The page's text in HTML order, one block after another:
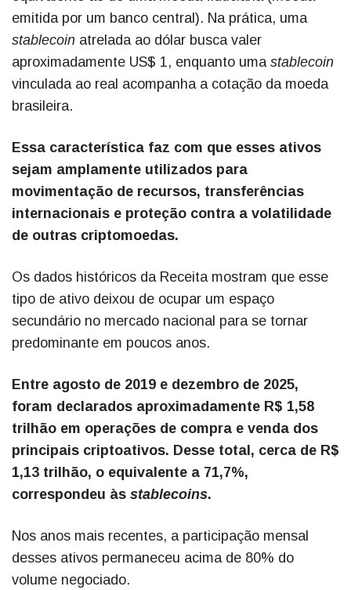
emitida por um banco central). Na prática, uma
stablecoin atrelada ao dólar busca valer
aproximadamente US$ 1, enquanto uma stablecoin
vinculada ao real acompanha a cotação da moeda
brasileira.
Essa característica faz com que esses ativos
sejam amplamente utilizados para
movimentação de recursos, transferências
internacionais e proteção contra a volatilidade
de outras criptomoedas.
Os dados históricos da Receita mostram que esse
tipo de ativo deixou de ocupar um espaço
secundário no mercado nacional para se tornar
predominante em poucos anos.
Entre agosto de 2019 e dezembro de 2025,
foram declarados aproximadamente R$ 1,58
trilhão em operações de compra e venda dos
principais criptoativos. Desse total, cerca de R$
1,13 trilhão, o equivalente a 71,7%,
correspondeu às stablecoins.
Nos anos mais recentes, a participação mensal
desses ativos permaneceu acima de 80% do
volume negociado.